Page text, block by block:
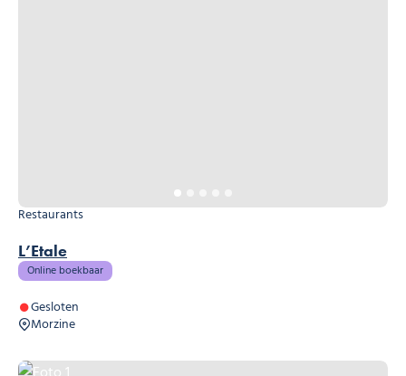
L’Etale
Restaurants
Online boekbaar
Gesloten
Morzine
Foto 1